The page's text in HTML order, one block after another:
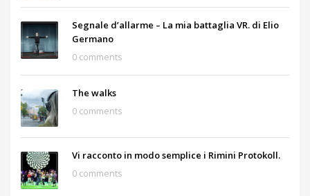
Segnale d’allarme – La mia battaglia VR. di Elio
Germano
0 comments
The walks
0 comments
Vi racconto in modo semplice i Rimini Protokoll.
0 comments